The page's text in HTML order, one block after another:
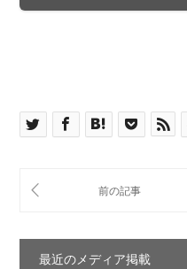
最近のメディア掲載